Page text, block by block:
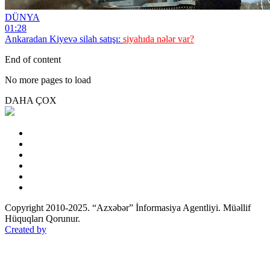
DÜNYA
01:28
Ankaradan Kiyevə silah satışı: siyahıda nələr var?
End of content
No more pages to load
DAHA ÇOX
Copyright 2010-2025. “Azxəbər” İnformasiya Agentliyi. Müəllif
Hüquqları Qorunur.
Created by